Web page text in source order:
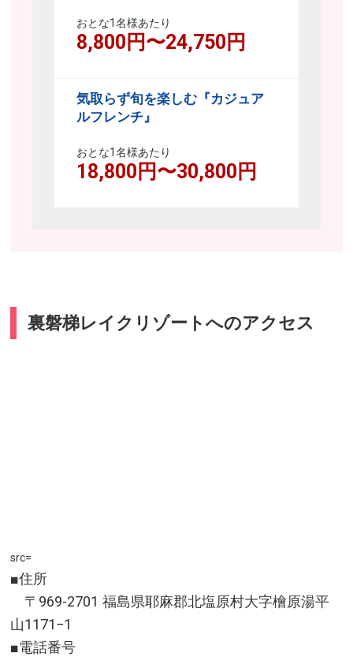
おとな1名様あたり
8,800 円〜24,750 円
気取らず旬を楽しむ『カジュア
ルフレンチ』
おとな1名様あたり
18,800 円〜30,800 円
裏磐梯レイクリゾートへのアクセス
src=
■住所
〒969-2701 福島県耶麻郡北塩原村大字檜原湯平
山1171−1
■電話番号